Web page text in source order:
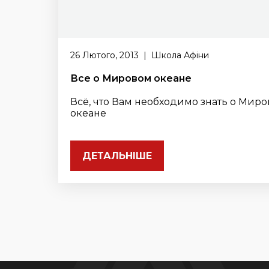
26 Лютого, 2013 | Школа Афіни
Все о Мировом океане
Всё, что Вам необходимо знать о
океане
ДЕТАЛЬНІШЕ